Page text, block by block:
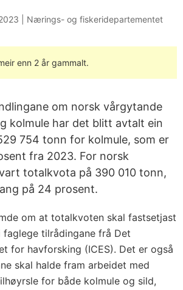
Nærings- og fiskeridepartementet
enn 2 år gammalt.
om norsk vårgytande
kolmule har det blitt avtalt ein
754 tonn for kolmule, som er
fra 2023. For norsk
totalkvota på 390 010 tonn,
på 24 prosent.
om at totalkvoten skal fastsetjast
faglege tilrådingane frå Det
for havforsking (ICES). Det er også
skal halde fram arbeidet med
for både kolmule og sild,